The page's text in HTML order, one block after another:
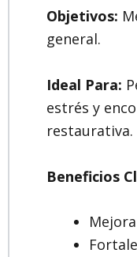
Objetivos:
general.
Ideal Para:
estrés y
restaurativa.
Beneficios